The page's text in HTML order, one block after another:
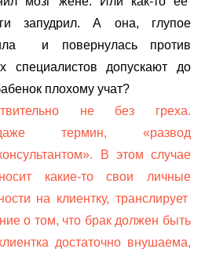
запудрил. А она, глупое
и повернулась против
специалистов допускают до
плохому учат?
не без греха.
термин, «развод
В этом случае
какие-то свои личные
на клиентку, транслирует
о том, что брак должен быть
достаточно внушаема,